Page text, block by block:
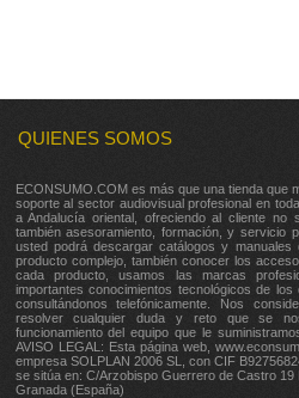
QUIENES SOMOS
ECONSUMO.COM es más que una tienda que
soporte al sector audiovisual profesional en
a Andalucía oriental, ofreciendo al cliente no
también asesoramiento, formación, y servicio
usted podrá descargar catálogos y
producto complejo, también conocer los
cada producto, usamos las marcas
importantes conocimientos tecnológicos de
consultándonos telefónicamente. Nos
resolver cualquier duda y reto que se
funcionamiento del equipo que le
AVISO LEGAL: Esta página web,
empresa SOLPLAN 2006 SL, con CIF
se sitúa en: C/Arzobispo Guerrero de Castro 19
Granada (España)